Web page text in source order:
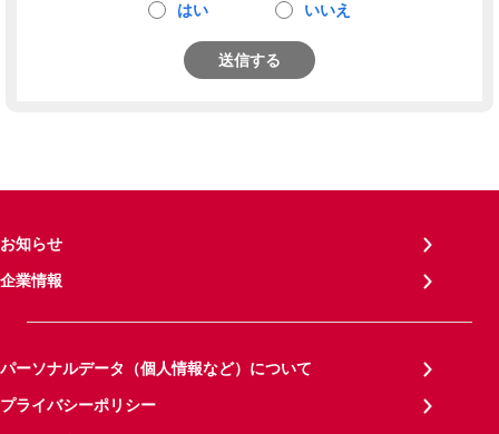
はい いいえ
送信する
お知らせ
企業情報
パーソナルデータ（個人情報など）について
プライバシーポリシー